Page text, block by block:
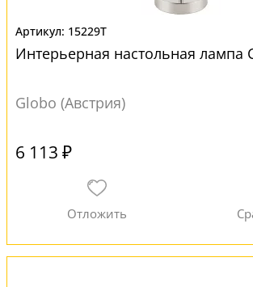
15229T
Интерьерная настольная лампа
Globo (Австрия)
6 113 ₽